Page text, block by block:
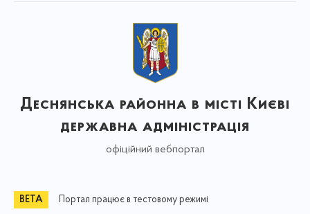
Деснянська районна в місті Києві
державна адміністрація
офіційний вебпортал
Портал працює в тестовому режимі